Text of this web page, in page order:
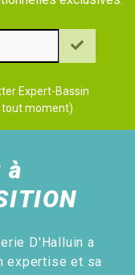
Expert-Bassin
tout moment)
à
D'Halluin a
expertise et sa